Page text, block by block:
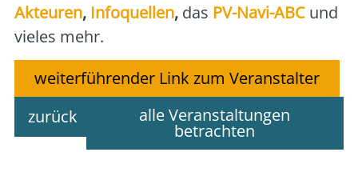
Akteu­ren, Info­quel­len, das PV-Navi-ABC und
vie­les mehr.
weiterführender Link zum Veranstalter
zurück
alle Veranstaltungen
betrachten